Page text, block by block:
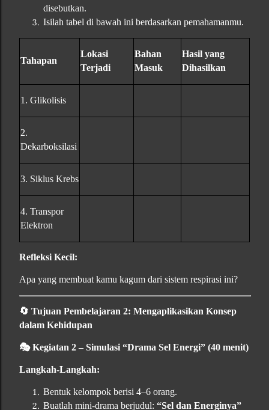
disebutkan.
Isilah tabel di bawah ini berdasarkan pemahamanmu.
Tahapan
Lokasi
Terjadi
Bahan
Masuk
Hasil yang
Dihasilkan
1. Glikolisis
2.
Dekarboksilasi
3. Siklus Krebs
4. Transpor
Elektron
Refleksi Kecil:
Apa yang membuat kamu kagum dari sistem respirasi ini?
🔄 Tujuan Pembelajaran 2: Mengaplikasikan Konsep
dalam Kehidupan
🎭Kegiatan 2 – Simulasi “Drama Sel Energi” (40 menit)
Langkah-Langkah:
Bentuk kelompok berisi 4–6 orang.
Buatlah mini-drama berjudul: “Sel dan Energinya”